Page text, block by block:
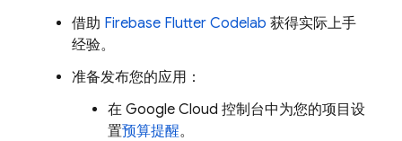
借助 Firebase Flutter Codelab 获得实际上手
经验。
准备发布您的应用：
在 Google Cloud 控制台中为您的项目设
置预算提醒。